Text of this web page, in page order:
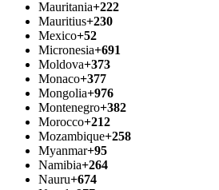
Mauritania+222
Mauritius+230
Mexico+52
Micronesia+691
Moldova+373
Monaco+377
Mongolia+976
Montenegro+382
Morocco+212
Mozambique+258
Myanmar+95
Namibia+264
Nauru+674